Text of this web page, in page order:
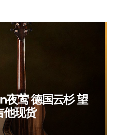
夜莺 德国云杉 望
他现货